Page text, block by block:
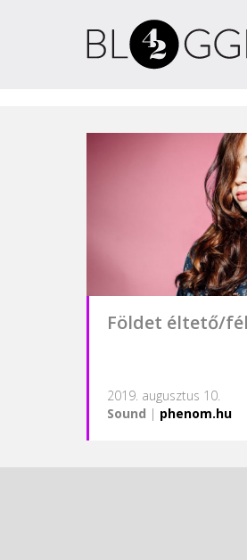
Földet éltető/
2019. augusztus 10.
Sound | phenom.hu